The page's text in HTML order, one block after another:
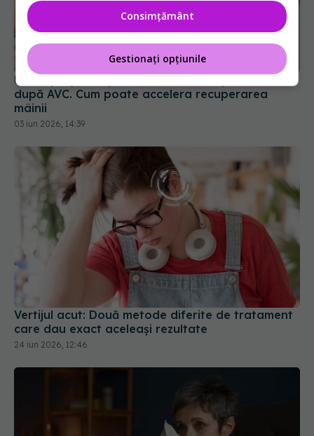
Un simplu joc ar putea schimba recuperarea
după AVC. Cum poate accelera recuperarea
mâinii
03 iun 2026, 14:39
Vertijul acut: Două metode diferite de tratament
care dau exact aceleași rezultate
24 iun 2026, 12:46
Consimțământ
Gestionați opțiunile